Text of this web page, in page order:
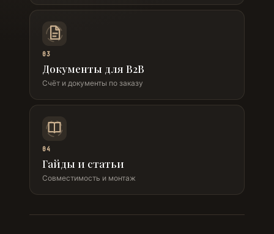
03
Документы для B2B
Счёт и документы по заказу
04
Гайды и статьи
Совместимость и монтаж